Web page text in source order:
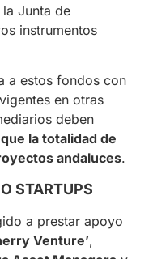
Junta de
instrumentos
a estos fondos con
en otras
deben
la totalidad de
andaluces.
STARTUPS
a prestar apoyo
Venture’,